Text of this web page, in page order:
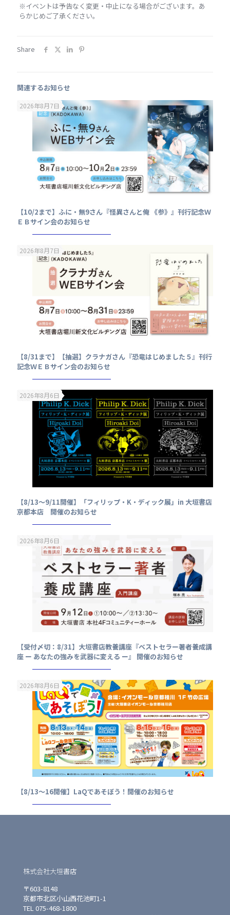
※イベントは予告なく変更・中止になる場合がございます。あ
らかじめご了承ください。
Share
関連するお知らせ
2026年8月7日
【10/2まで】ふに・無9さん『怪異さんと俺 《参》』刊行記念Ｗ
ＥＢサイン会のお知らせ
2026年8月7日
【8/31まで】【抽選】クラナガさん『恐竜はじめました５』刊行
記念ＷＥＢサイン会のお知らせ
2026年8月6日
【8/13～9/11開催】「フィリップ・K・ディック展」in 大垣書店
京都本店 開催のお知らせ
2026年8月6日
【受付〆切：8/31】大垣書店教養講座『ベストセラー著者養成講
座 ー あなたの強みを武器に変える ー』 開催のお知らせ
2026年8月6日
【8/13～16開催】LaQであそぼう！開催のお知らせ
株式会社大垣書店
〒603-8148
京都市北区小山西花池町1-1
TEL 075-468-1800